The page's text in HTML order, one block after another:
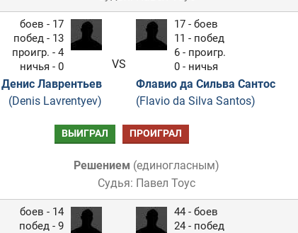
боев - 17
побед - 13
проигр. - 4
ничья - 0
Денис Лаврентьев
(Denis Lavrentyev)
VS
17 - боев
11 - побед
6 - проигр.
0 - ничья
Флавио да Сильва Сантос
(Flavio da Silva Santos)
ВЫИГРАЛ ПРОИГРАЛ
Решением (единогласным)
Судья: Павел Тоус
боев - 14
побед - 9
44 - боев
24 - побед